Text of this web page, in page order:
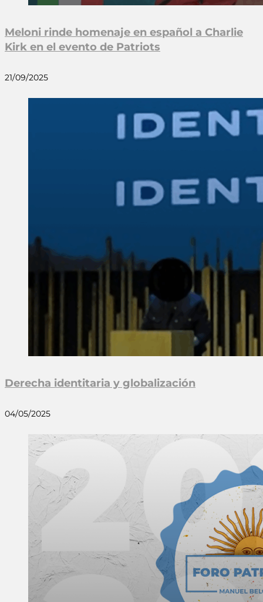
Meloni rinde homenaje en español a Charlie
Kirk en el evento de Patriots
21/09/2025
Derecha identitaria y globalización
04/05/2025